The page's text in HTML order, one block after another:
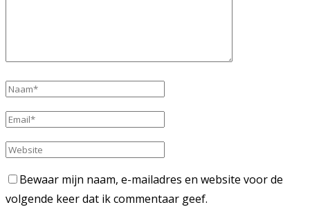
Bewaar mijn naam, e-mailadres en website voor de
volgende keer dat ik commentaar geef.